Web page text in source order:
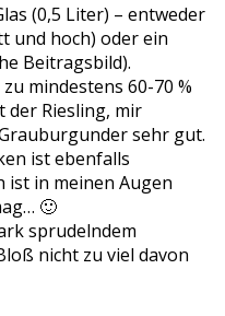
(0,5 Liter) – entweder
und hoch) oder ein
Beitragsbild).
mindestens 60-70 %
der Riesling, mir
sehr gut.
ist ebenfalls
ist in meinen Augen
🙂
sprudelndem
nicht zu viel davon